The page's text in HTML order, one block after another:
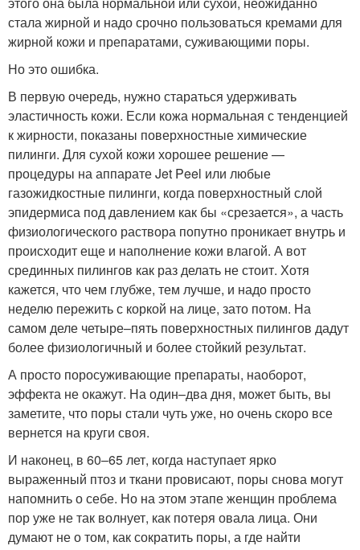
стала жирной и надо срочно пользоваться кремами для
жирной кожи и препаратами, суживающими поры.
Но это ошибка.
В первую очередь, нужно стараться удерживать
эластичность кожи. Если кожа нормальная с тенденцией
к жирности, показаны поверхностные химические
пилинги. Для сухой кожи хорошее решение —
процедуры на аппарате Jet Peel или любые
газожидкостные пилинги, когда поверхностный слой
эпидермиса под давлением как бы «срезается», а часть
физиологического раствора попутно проникает внутрь и
происходит еще и наполнение кожи влагой. А вот
срединных пилингов как раз делать не стоит. Хотя
кажется, что чем глубже, тем лучше, и надо просто
неделю пережить с коркой на лице, зато потом. На
самом деле четыре–пять поверхностных пилингов дадут
более физиологичный и более стойкий результат.
А просто поросуживающие препараты, наоборот,
эффекта не окажут. На один–два дня, может быть, вы
заметите, что поры стали чуть уже, но очень скоро все
вернется на круги своя.
И наконец, в 60–65 лет, когда наступает ярко
выраженный птоз и ткани провисают, поры снова могут
напомнить о себе. Но на этом этапе женщин проблема
пор уже не так волнует, как потеря овала лица. Они
думают не о том, как сократить поры, а где найти